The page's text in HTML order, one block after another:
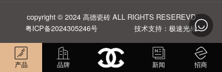
copyright © 2024 高德瓷砖 ALL RIGHTS RESEREVD
粤ICP备2024305246号
技术支持：极速光标
产品 品牌 新闻 招商